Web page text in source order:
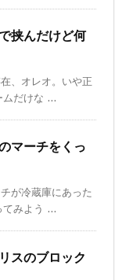
挟んだけど何
、オレオ。いや正
ムだけな ...
マーチをくっ
が冷蔵庫にあった
てみよう ...
スのブロック